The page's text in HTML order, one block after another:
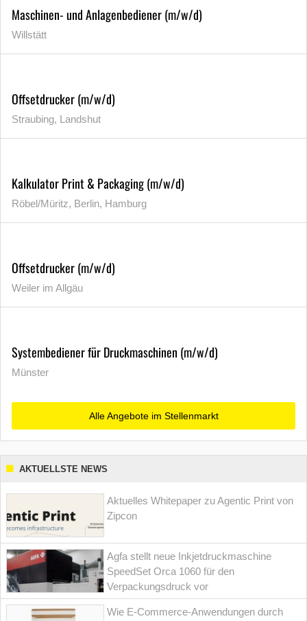
Maschinen- und Anlagenbediener (m/w/d)
Willstätt
Offsetdrucker (m/w/d)
Straubing, Landshut
Kalkulator Print & Packaging (m/w/d)
Röbel/Müritz, Berlin, Hamburg
Offsetdrucker (m/w/d)
Weiler im Allgäu
Systembediener für Druckmaschinen (m/w/d)
Münster
Alle Angebote im Stellenmarkt
AKTUELLSTE NEWS
Aktuelles Whitepaper zu Agentic Print von
Zipcon
Agfa stellt neue Inkjetdruckmaschine
SpeedSet Orca 1060 für den
Verpackungsdruck vor
Wie E-Commerce-Anwendungen durch